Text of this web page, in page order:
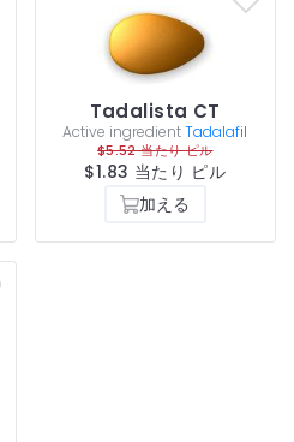
Tadalista CT
Active ingredientTadalafil
$5.52 当たり ピル
$1.83 当たり ピル
加える